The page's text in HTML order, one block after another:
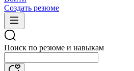
Создать резюме
Поиск по резюме и навыкам